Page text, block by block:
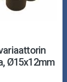
Ø15x12mm